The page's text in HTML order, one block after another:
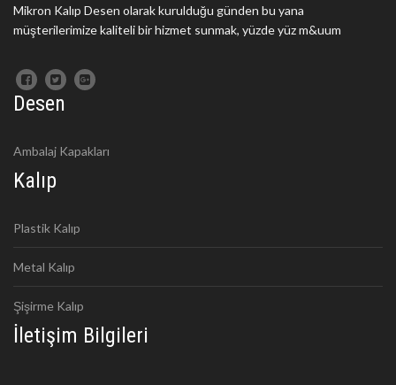
Mikron Kalıp Desen olarak kurulduğu günden bu yana
müşterilerimize kaliteli bir hizmet sunmak, yüzde yüz m&uum
Desen
Ambalaj Kapakları
Kalıp
Plastik Kalıp
Metal Kalıp
Şişirme Kalıp
İletişim Bilgileri